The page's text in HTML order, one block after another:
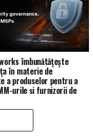
îmbunătățește
în materie de
a produselor pentru a
urile și furnizorii de